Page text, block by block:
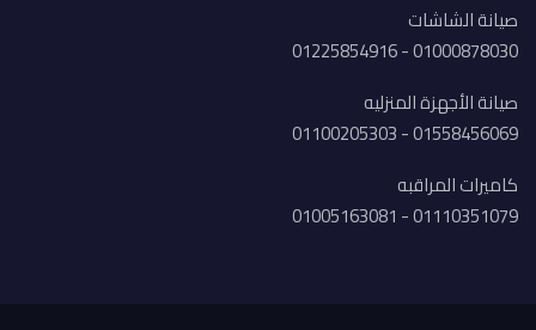
صيانة الشاشات
01000878030 - 01225854916
صيانة الأجهزة المنزليه
01558456069 - 01100205303
كاميرات المراقبه
01110351079 - 01005163081